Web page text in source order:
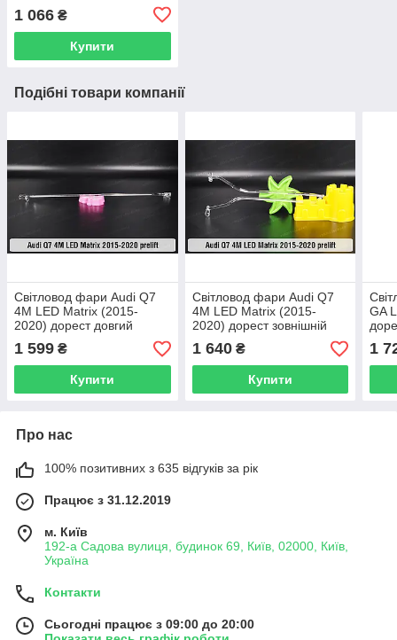
1 066 ₴
Купити
Подібні товари компанії
Світловод фари Audi Q7
4M LED Matrix (2015-
2020) дорест довгий
середній лівий
1 599 ₴
Купити
Світловод фари Audi Q7
4M LED Matrix (2015-
2020) дорест зовнішній
правий
1 640₴
Купити
GA
1
Про нас
100% позитивних з 635 відгуків за рік
Працює з 31.12.2019
м. Київ
192-а Садова вулиця, будинок 69, Київ, 02000, Київ,
Україна
Контакти
Сьогодні працює з 09:00 до 20:00